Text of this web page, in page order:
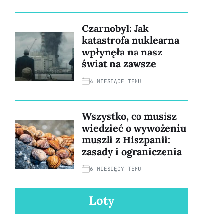
Czarnobyl: Jak
katastrofa nuklearna
wpłynęła na nasz
świat na zawsze
4 MIESIĄCE TEMU
Wszystko, co musisz
wiedzieć o wywożeniu
muszli z Hiszpanii:
zasady i ograniczenia
6 MIESIĘCY TEMU
Loty